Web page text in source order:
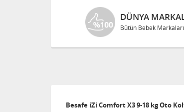
DÜNYA
Bütün Bebek
Besafe iZi Comfort X3 9-18 kg Oto